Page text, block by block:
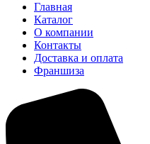
Главная
Каталог
О компании
Контакты
Доставка и оплата
Франшиза